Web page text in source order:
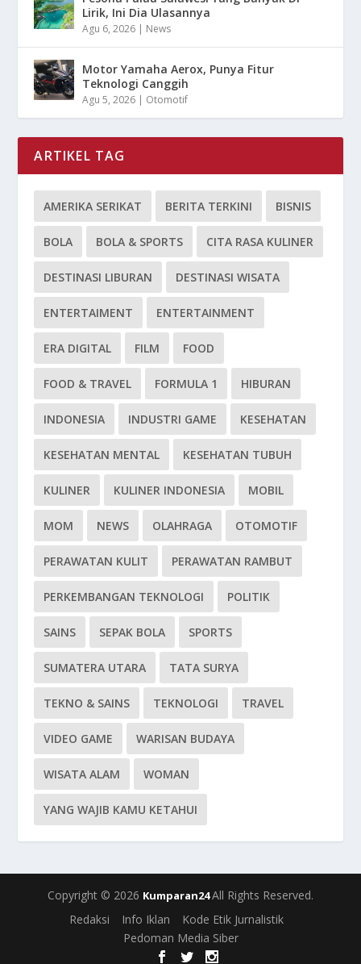
Lirik, Ini Dia Ulasannya
Agu 6, 2026 | News
Motor Yamaha Aerox, Punya Fitur
Teknologi Canggih
Agu 5, 2026 | Otomotif
ARTIKEL TAG
AMERIKA SERIKAT BERITA TERKINI BISNIS
BOLA BOLA & SPORTS CITA RASA KULINER
DESTINASI LIBURAN DESTINASI WISATA
ENTERTAIMENT ENTERTAINMENT
ERA DIGITAL FILM FOOD
FOOD & TRAVEL FORMULA 1 HIBURAN
INDONESIA INDUSTRI GAME KESEHATAN
KESEHATAN MENTAL KESEHATAN TUBUH
KULINER KULINER INDONESIA MOBIL
MOM NEWS OLAHRAGA OTOMOTIF
PERAWATAN KULIT PERAWATAN RAMBUT
PERKEMBANGAN TEKNOLOGI POLITIK
SAINS SEPAK BOLA SPORTS
SUMATERA UTARA TATA SURYA
TEKNO & SAINS TEKNOLOGI TRAVEL
VIDEO GAME WARISAN BUDAYA
WISATA ALAM WOMAN
YANG WAJIB KAMU KETAHUI
Copyright © 2026 Kumparan24All Rights Reserved.
Redaksi
Info Iklan
Kode Etik Jurnalistik
Pedoman Media Siber